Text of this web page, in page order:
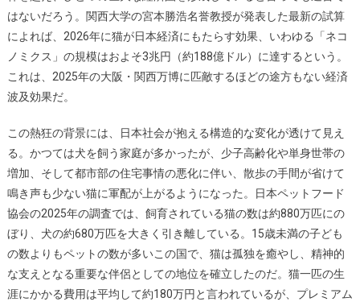
はないだろう。関西大学の宮本勝浩名誉教授が発表した最新の試算
によれば、2026年に猫が日本経済にもたらす効果、いわゆる「ネコ
ノミクス」の規模はおよそ3兆円（約188億ドル）に達するという。
これは、2025年の大阪・関西万博に匹敵するほどの途方もない経済
波及効果だ。
この熱狂の背景には、日本社会が抱える構造的な変化が透けて見え
る。かつては犬を飼う家庭が多かったが、少子高齢化や単身世帯の
増加、そして都市部の住宅事情の悪化に伴い、散歩の手間が省けて
鳴き声も少ない猫に軍配が上がるようになった。日本ペットフード
協会の2025年の調査では、飼育されている猫の数は約880万匹にの
ぼり、犬の約680万匹を大きく引き離している。15歳未満の子ども
の数よりもペットの数が多いこの国で、猫は孤独を癒やし、精神的
な支えとなる重要な伴侶としての地位を確立したのだ。猫一匹の生
涯にかかる費用は平均して約180万円と言われているが、プレミアム